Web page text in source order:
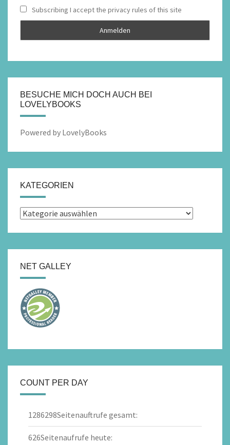
Subscribing I accept the privacy rules of this site
BESUCHE MICH DOCH AUCH BEI
LOVELYBOOKS
Powered by LovelyBooks
KATEGORIEN
Kategorien
NET GALLEY
COUNT PER DAY
1286298Seitenauftrufe gesamt:
626Seitenaufrufe heute: